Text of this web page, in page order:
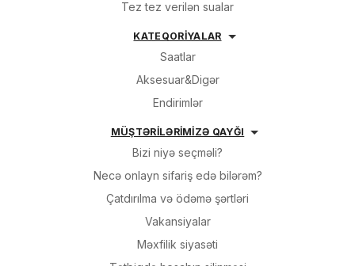
Sifarişi rəsmiləşdir
Alış-verişə davam et
OK
Tez tez verilən sualar
KATEQORİYALAR
Saatlar
Aksesuar&Digər
Endirimlər
MÜŞTƏRİLƏRİMİZƏ QAYĞI
Bizi niyə seçməli?
Necə onlayn sifariş edə bilərəm?
Çatdırılma və ödəmə şərtləri
Vakansiyalar
Məxfilik siyasəti